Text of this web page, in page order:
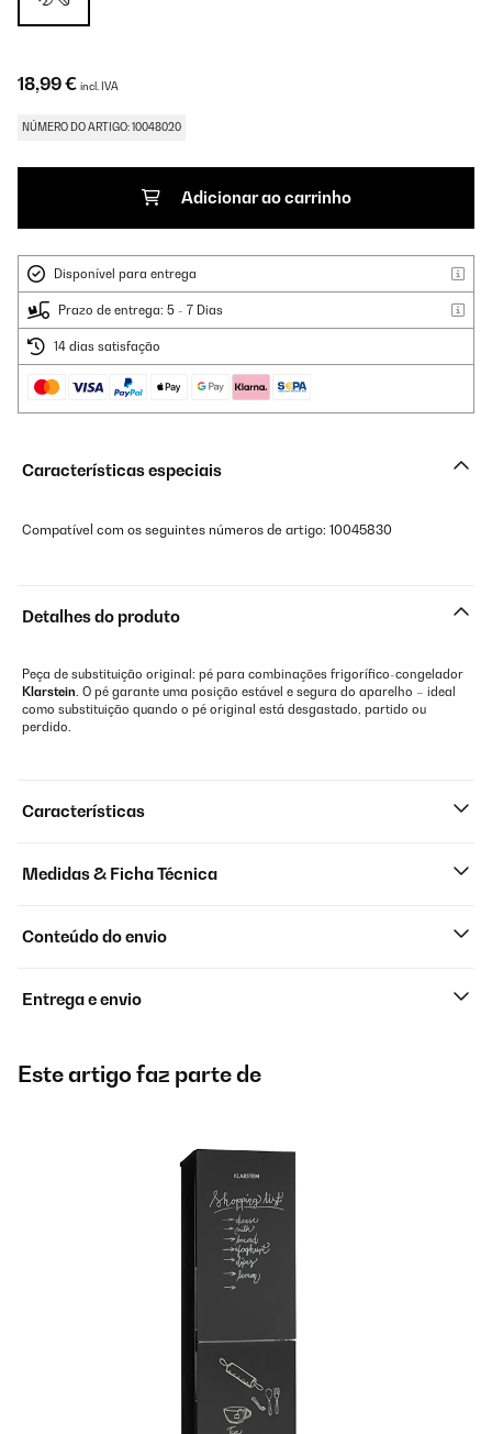
18,99 € incl. IVA
NÚMERO DO ARTIGO: 10048020
Adicionar ao carrinho
Disponível para entrega
Prazo de entrega: 5 - 7 Dias
14 dias satisfação
Características especiais
Compatível com os seguintes números de artigo: 10045830
Detalhes do produto
Peça de substituição original: pé para combinações frigorífico-congelador
Klarstein. O pé garante uma posição estável e segura do aparelho – ideal
como substituição quando o pé original está desgastado, partido ou
perdido.
Características
Medidas & Ficha Técnica
Conteúdo do envio
Entrega e envio
Este artigo faz parte de